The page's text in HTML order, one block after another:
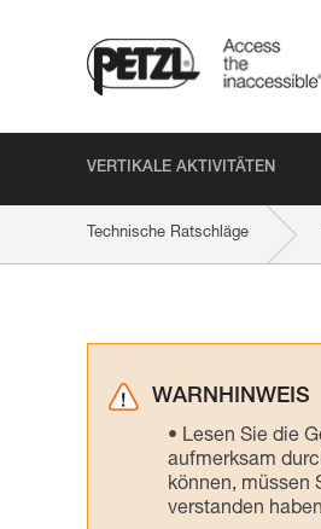
VERTIKALE AKTIVITÄTEN
Technische Ratschläge
WARNHINWEIS
Lesen Sie die
aufmerksam
können, müssen
verstanden